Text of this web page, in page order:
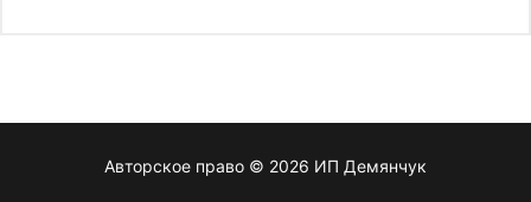
Авторское право © 2026 ИП Демянчук